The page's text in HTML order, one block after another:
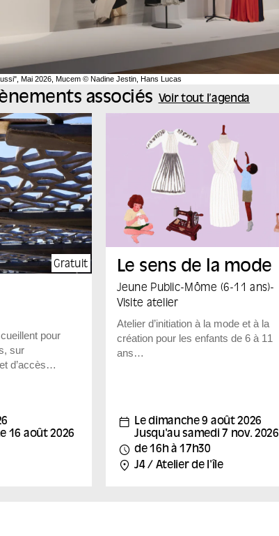
Mai 2026, Mucem © Nadine Jestin, Hans Lucas
associés Voir tout l’agenda
Gratuit
pour
sur
d’accès
une
l’équipe de
sont
et
16 août 2026
Le sens de la mode
Jeune Public-Môme (6-11 ans)-
Visite atelier
Atelier d’initiation à la mode et à la
création pour les enfants de 6 à 11
ans
Mucem, « Mossi Traoré, la mode
aussi », les enfants suivront les pas
du styliste en s’initiant à leur tour à la
création lors d’un atelier mêlant
Le dimanche 9 août 2026
Jusqu'au samedi 7 nov. 2026
de 16h à 17h30
J4 / Atelier de l'île